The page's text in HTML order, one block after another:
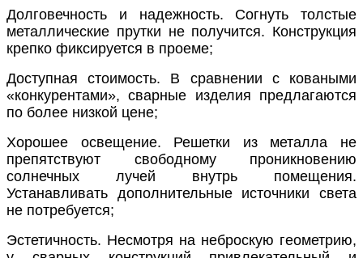
Долговечность и надежность. Согнуть толстые
металлические прутки не получится. Конструкция
крепко фиксируется в проеме;
Доступная стоимость. В сравнении с коваными
«конкурентами», сварные изделия предлагаются
по более низкой цене;
Хорошее освещение. Решетки из металла не
препятствуют свободному проникновению
солнечных лучей внутрь помещения.
Устанавливать дополнительные источники света
не потребуется;
Эстетичность. Несмотря на неброскую геометрию,